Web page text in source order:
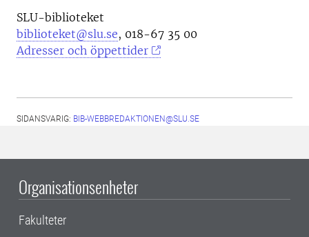
SLU-biblioteket
biblioteket@slu.se, 018-67 35 00
Adresser och öppettider
SIDANSVARIG: BIB-WEBBREDAKTIONEN@SLU.SE
Organisationsenheter
Fakulteter